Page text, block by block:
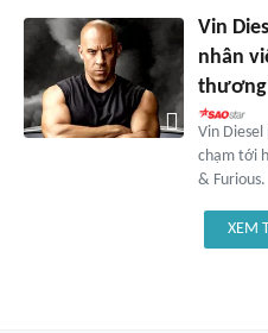
Vin
nhân
thương
Vin
chạm tới
& Furious.
XEM